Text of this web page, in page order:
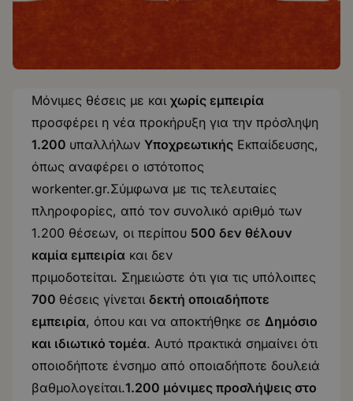
Μόνιμες θέσεις με και χωρίς εμπειρία
προσφέρει η νέα προκήρυξη για την πρόσληψη
1.200 υπαλλήλων Υποχρεωτικής Εκπαίδευσης,
όπως αναφέρει ο ιστότοπος
workenter.gr.Σύμφωνα με τις τελευταίες
πληροφορίες, από τον συνολικό αριθμό των
1.200 θέσεων, οι περίπου 500 δεν θέλουν
καμία εμπειρία και δεν
πριμοδοτείται. Σημειώστε ότι για τις υπόλοιπες
700 θέσεις γίνεται δεκτή οποιαδήποτε
εμπειρία, όπου και να αποκτήθηκε σε Δημόσιο
και ιδιωτικό τομέα. Αυτό πρακτικά σημαίνει ότι
οποιοδήποτε ένσημο από οποιαδήποτε δουλειά
βαθμολογείται.1.200 μόνιμες προσλήψεις στο